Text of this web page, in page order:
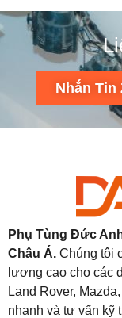
Nhắn Tin
Phụ Tùng Đức
Châu Á. Chúng tôi
lượng cao cho các
Land Rover,
nhanh và tư vấn kỹ